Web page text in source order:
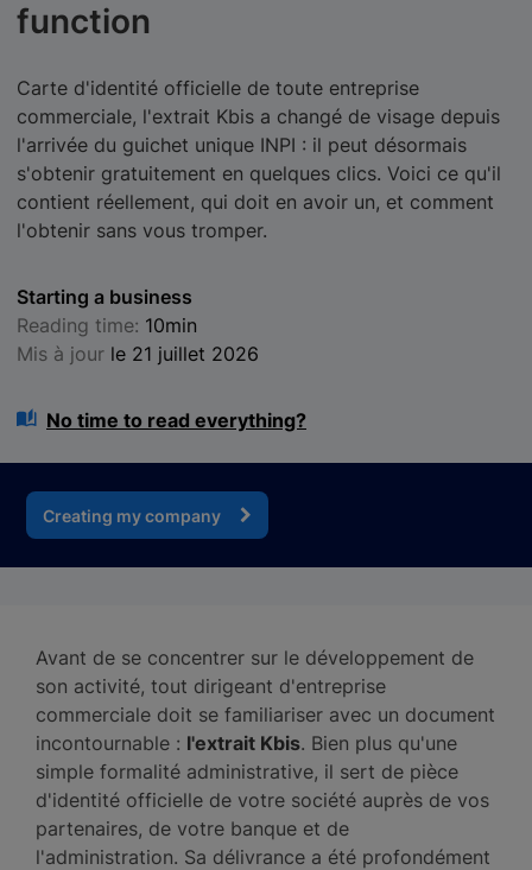
function
Carte d'identité officielle de toute entreprise
commerciale, l'extrait Kbis a changé de visage depuis
l'arrivée du guichet unique INPI : il peut désormais
s'obtenir gratuitement en quelques clics. Voici ce qu'il
contient réellement, qui doit en avoir un, et comment
l'obtenir sans vous tromper.
Starting a business
Reading time: 10min
Mis à jour le 21 juillet 2026
No time to read everything?
Creating my company
Avant de se concentrer sur le développement de
son activité, tout dirigeant d'entreprise
commerciale doit se familiariser avec un document
incontournable : l'extrait Kbis. Bien plus qu'une
simple formalité administrative, il sert de pièce
d'identité officielle de votre société auprès de vos
partenaires, de votre banque et de
l'administration. Sa délivrance a été profondément